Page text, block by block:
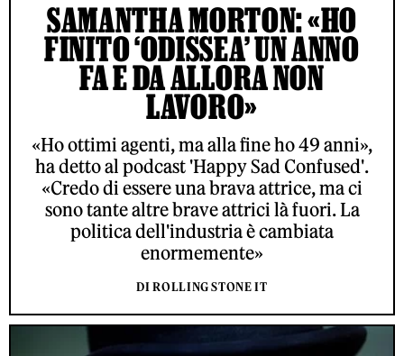
SAMANTHA MORTON: «HO
FINITO ‘ODISSEA’ UN ANNO
FA E DA ALLORA NON
LAVORO»
«Ho ottimi agenti, ma alla fine ho 49 anni»,
ha detto al podcast 'Happy Sad Confused'.
«Credo di essere una brava attrice, ma ci
sono tante altre brave attrici là fuori. La
politica dell'industria è cambiata
enormemente»
DI ROLLING STONE IT